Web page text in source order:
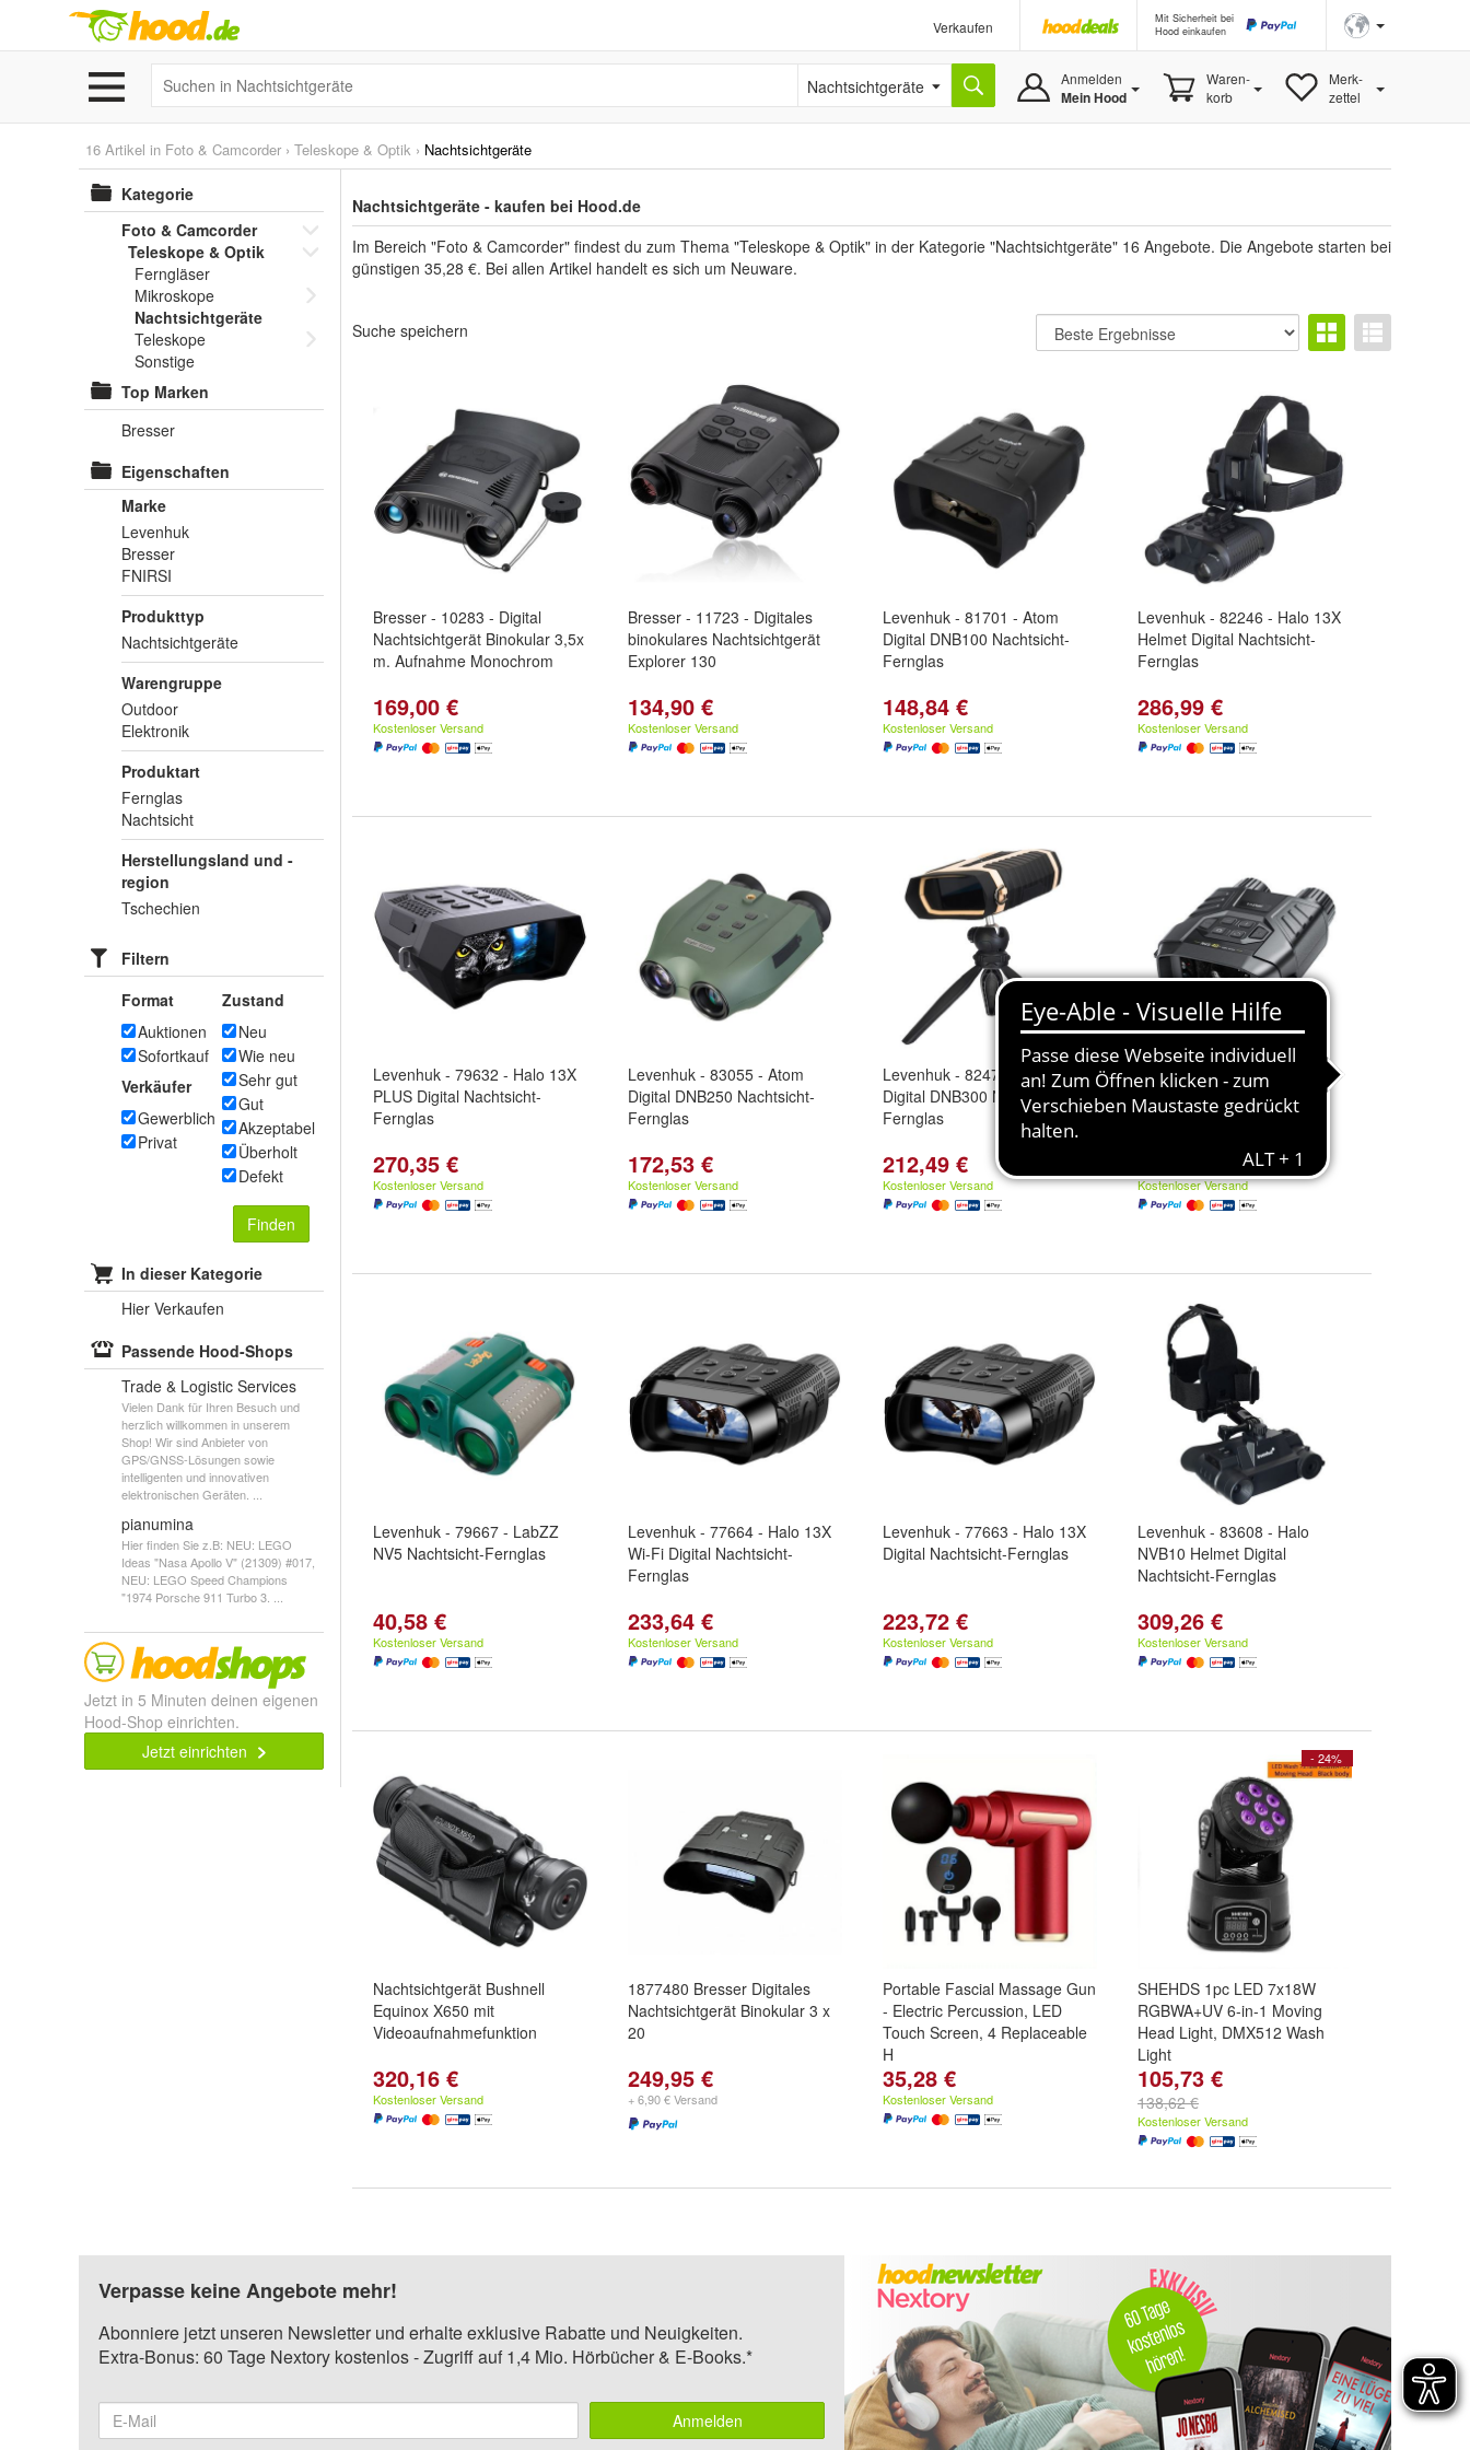
Verkaufen
Mit Sicherheit bei
Hood einkaufen
Nachtsichtgeräte Anmelden
Mein Hood
Waren-
korb
Merk-
zettel
16 Artikel in Foto & Camcorder › Teleskope & Optik › Nachtsichtgeräte
Kategorie
Foto & Camcorder
Teleskope & Optik
Ferngläser
Mikroskope
Nachtsichtgeräte
Teleskope
Sonstige
Top Marken
Bresser
Eigenschaften
Marke
Levenhuk
Bresser
FNIRSI
Produkttyp
Nachtsichtgeräte
Warengruppe
Outdoor
Elektronik
Produktart
Fernglas
Nachtsicht
Herstellungsland und -
region
Tschechien
Filtern
Format
Auktionen
Sofortkauf
Verkäufer
Gewerblich
Privat
Zustand
Neu
Wie neu
Sehr gut
Gut
Akzeptabel
Überholt
Defekt
Finden
In dieser Kategorie
Hier Verkaufen
Passende Hood-Shops
Trade & Logistic Services
Vielen Dank für Ihren Besuch und
herzlich willkommen in unserem
Shop! Wir sind Anbieter von
GPS/GNSS-Lösungen sowie
intelligenten und innovativen
elektronischen Geräten. ...
pianumina
Hier finden Sie z.B: NEU: LEGO
Ideas "Nasa Apollo V" (21309) #017,
NEU: LEGO Speed Champions
"1974 Porsche 911 Turbo 3. ...
Jetzt in 5 Minuten deinen eigenen
Hood-Shop einrichten.
Jetzt einrichten
Nachtsichtgeräte - kaufen bei Hood.de
Im Bereich "Foto & Camcorder" findest du zum Thema "Teleskope & Optik" in der Kategorie "Nachtsichtgeräte" 16 Angebote. Die Angebote starten bei
günstigen 35,28 €. Bei allen Artikel handelt es sich um Neuware.
Suche speichern
Bresser - 10283 - Digital
Nachtsichtgerät Binokular 3,5x
m. Aufnahme Monochrom
169,00 €
Kostenloser Versand
Bresser - 11723 - Digitales
binokulares Nachtsichtgerät
Explorer 130
134,90 €
Kostenloser Versand
Levenhuk - 81701 - Atom
Digital DNB100 Nachtsicht-
Fernglas
148,84 €
Kostenloser Versand
Levenhuk - 82246 - Halo 13X
Helmet Digital Nachtsicht-
Fernglas
286,99 €
Kostenloser Versand
Levenhuk - 79632 - Halo 13X
PLUS Digital Nachtsicht-
Fernglas
270,35 €
Kostenloser Versand
Levenhuk - 83055 - Atom
Digital DNB250 Nachtsicht-
Fernglas
172,53 €
Kostenloser Versand
Levenhuk - 82470 - Atom
Digital DNB300 Nachtsicht-
Fernglas
212,49 €
Kostenloser Versand
Fnirsi - NVS-40 - Digitales
Nachtsichtgerät mit 4K-HD-
Aufnahme
Kostenloser Versand
Levenhuk - 79667 - LabZZ
NV5 Nachtsicht-Fernglas
40,58 €
Kostenloser Versand
Levenhuk - 77664 - Halo 13X
Wi-Fi Digital Nachtsicht-
Fernglas
233,64 €
Kostenloser Versand
Levenhuk - 77663 - Halo 13X
Digital Nachtsicht-Fernglas
223,72 €
Kostenloser Versand
Levenhuk - 83608 - Halo
NVB10 Helmet Digital
Nachtsicht-Fernglas
309,26 €
Kostenloser Versand
Nachtsichtgerät Bushnell
Equinox X650 mit
Videoaufnahmefunktion
320,16 €
Kostenloser Versand
1877480 Bresser Digitales
Nachtsichtgerät Binokular 3 x
20
249,95 €
+ 6,90 € Versand
Portable Fascial Massage Gun
- Electric Percussion, LED
Touch Screen, 4 Replaceable
H
35,28 €
Kostenloser Versand
- 24%
SHEHDS 1pc LED 7x18W
RGBWA+UV 6-in-1 Moving
Head Light, DMX512 Wash
Light
105,73 €
138,62 €
Kostenloser Versand
Verpasse keine Angebote mehr!
Abonniere jetzt unseren Newsletter und erhalte exklusive Rabatte und Neuigkeiten.
Extra-Bonus: 60 Tage Nextory kostenlos - Zugriff auf 1,4 Mio. Hörbücher & E-Books.*
Anmelden